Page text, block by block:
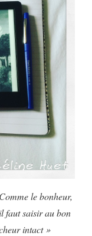
le bonheur,
faut saisir au bon
intact »